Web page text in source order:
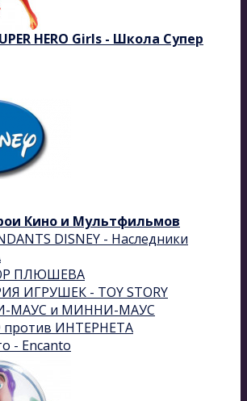
HERO Girls - Школа Супер
Кино и Мультфильмов
DISNEY - Наследники
ПЛЮШЕВА
ИГРУШЕК - TOY STORY
МАУС и МИННИ-МАУС
ИНТЕРНЕТА
- Encanto